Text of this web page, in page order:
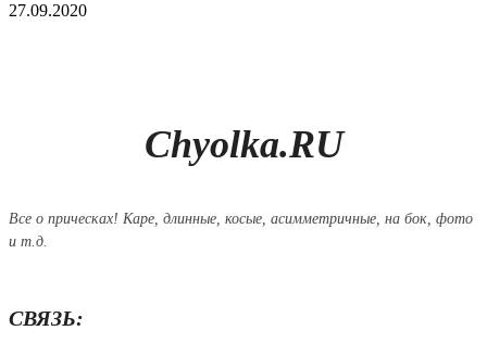
27.09.2020
Chyolka.RU
Все о прическах! Каре, длинные, косые, асимметричные, на бок, фото
и т.д.
СВЯЗЬ: